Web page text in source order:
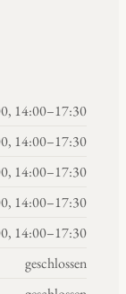
14:00–17:30
14:00–17:30
14:00–17:30
14:00–17:30
14:00–17:30
geschlossen